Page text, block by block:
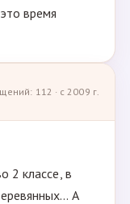
время
112 · с 2009 г.
2 классе, в
А